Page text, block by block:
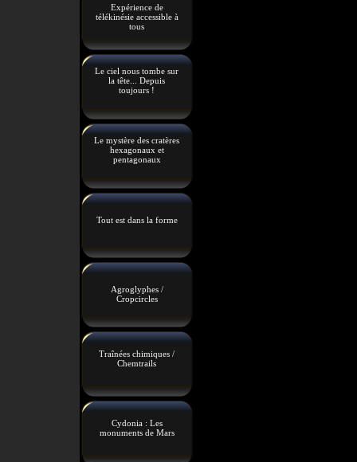
Expérience de
télékinésie accessible à
tous
Le ciel nous tombe sur
la tête... Depuis
toujours !
Le mystère des cratères
hexagonaux et
pentagonaux
Tout est dans la forme
Agroglyphes /
Cropcircles
Traînées chimiques /
Chemtrails
Cydonia : Les
monuments de Mars